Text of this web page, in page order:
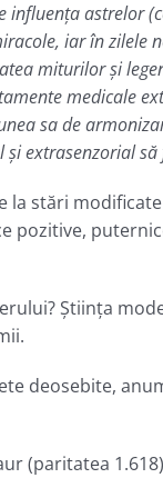
influenţa astrelor
iar în zilele
miturilor şi
medicale
sa de
extrasenzorial
stări
pozitive,
Ştiinţa
deosebite,
(paritatea